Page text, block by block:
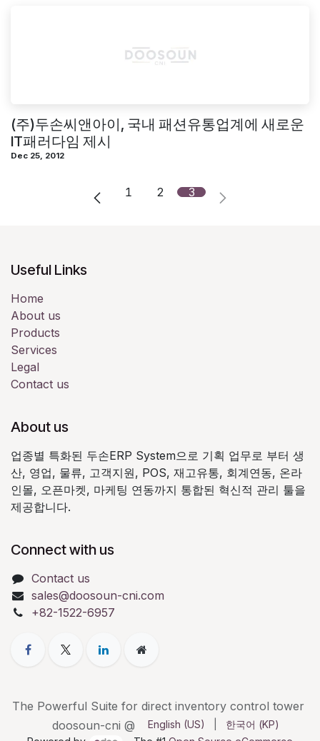
(주)두손씨앤아이, 국내 패션유통업계에 새로운
IT패러다임 제시
Dec 25, 2012
1 2 3
Useful Links
Home
About us
Products
Services
Legal
Contact us
About us
업종별 특화된 두손ERP System으로 기획 업무로 부터 생
산, 영업, 물류, 고객지원, POS, 재고유통, 회계연동, 온라
인몰, 오픈마켓, 마케팅 연동까지 통합된 혁신적 관리 툴을
제공합니다.
Connect with us
Contact us
sales@doosoun-cni.com
+82-1522-6957
The Powerful Suite for direct inventory control tower
doosoun-cni @
English (US)
한국어 (KP)